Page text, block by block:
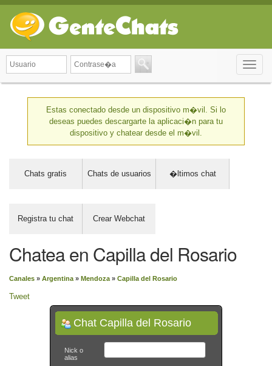
Toggle
Estas conectado desde un dispositivo m�vil. Si lo
deseas puedes descargarte la aplicaci�n para tu
dispositivo y chatear desde el m�vil.
Chats gratis Chats de usuarios �ltimos chat
Registra tu chat Crear Webchat
Chatea en Capilla del Rosario
Canales » Argentina » Mendoza » Capilla del Rosario
Tweet
Chat Capilla del Rosario
Nick o
alias